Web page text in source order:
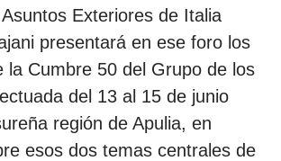
Exteriores de Italia
presentará en ese foro los
la Cumbre 50 del Grupo de los
del 13 al 15 de junio
región de Apulia, en
esos dos temas centrales de